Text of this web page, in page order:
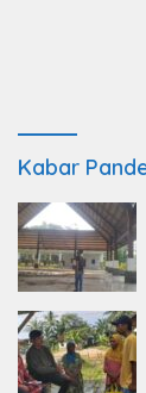
Kabar